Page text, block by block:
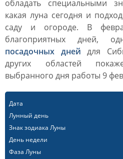
обладать специальными
какая луна сегодня и
саду и огороде. В
благоприятных дней,
посадочных дней для
других областей
выбранного дня работы 9
Дата
Лунный день
Знак зодиака Луны
День недели
Фаза Луны